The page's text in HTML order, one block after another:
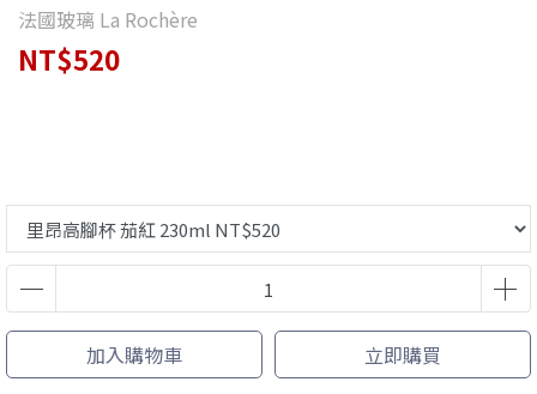
法國玻璃 La Rochère
NT$520
加入購物車 立即購買